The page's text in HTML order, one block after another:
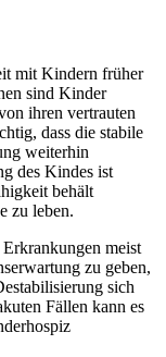
mit Kindern früher
sind Kinder
ihren vertrauten
dass die stabile
weiterhin
des Kindes ist
behält
zu leben.
meist
zu geben,
sich
Fällen kann es